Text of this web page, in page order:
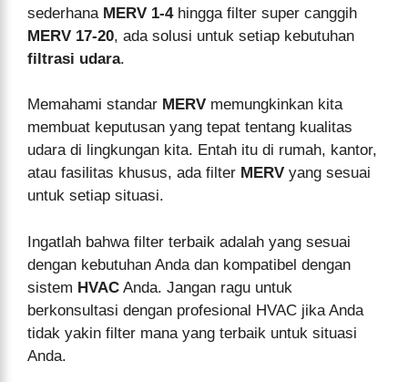
sederhana MERV 1-4hingga filter super canggih
MERV 17-20, ada solusi untuk setiap kebutuhan
filtrasi udara.
Memahami standar MERV memungkinkan kita
membuat keputusan yang tepat tentang kualitas
udara di lingkungan kita. Entah itu di rumah, kantor,
atau fasilitas khusus, ada filter MERV yang sesuai
untuk setiap situasi.
Ingatlah bahwa filter terbaik adalah yang sesuai
dengan kebutuhan Anda dan kompatibel dengan
sistem HVAC Anda. Jangan ragu untuk
berkonsultasi dengan profesional HVAC jika Anda
tidak yakin filter mana yang terbaik untuk situasi
Anda.